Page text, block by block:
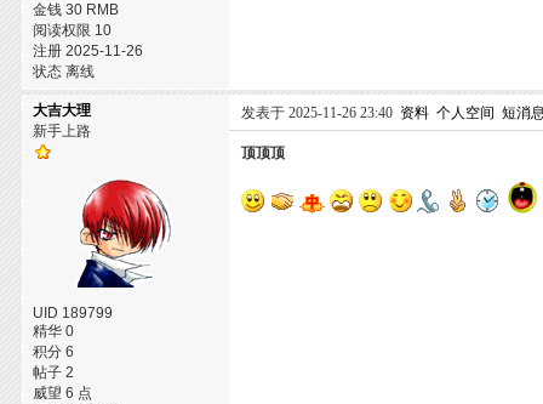
金钱 30 RMB
阅读权限 10
注册 2025-11-26
状态 离线
大吉大理
新手上路
UID 189799
精华 0
积分 6
帖子 2
威望 6 点
发表于 2025-11-26 23:40 资料 个人空间 短消
顶顶顶